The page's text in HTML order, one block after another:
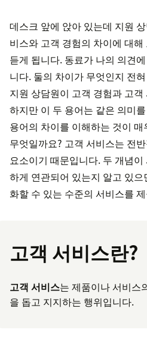
데스크 앞에 앉아 있는데 지원
비스와 고객 경험의 차이에 대
듣게 됩니다. 동료가 나의 의견
니다. 둘의 차이가 무엇인지 전
지원 상담원이 고객 경험과 고
하지만 이 두 용어는 같은 의미
용어의 차이를 이해하는 것이
무엇일까요? 고객 서비스는 전
요소이기 때문입니다. 두 개념
하게 연관되어 있는지 알고 있
화할 수 있는 수준의 서비스를
고객 서비스란?
고객 서비스는 제품이나 서비스
을 돕고 지지하는 행위입니다.